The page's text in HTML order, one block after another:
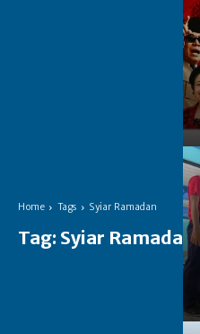
Home Tags Syiar Ramadan
Tag: Syiar Ramadan